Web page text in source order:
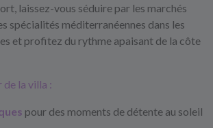
laissez-vous séduire par les marchés
spécialités méditerranéennes dans les
et profitez du rythme apaisant de la côte
la villa :
pour des moments de détente au soleil